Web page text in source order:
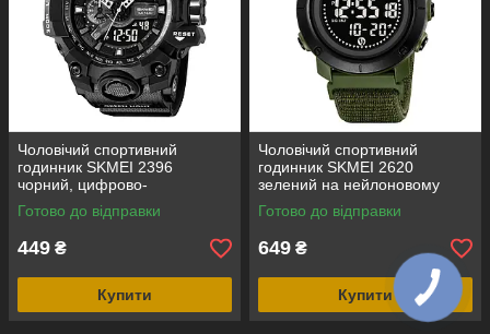
Чоловічий спортивний
годинник SKMEI 2396
чорний, цифрово-
аналоговий, водозахист 5
ATM
Готово до відправки
449 ₴
Купити
Чоловічий спортивний
годинник SKMEI 2620
зелений на нейлоновому
ремінці з липучкою,
електронним компасом і
Готово до відправки
649 ₴
Купити